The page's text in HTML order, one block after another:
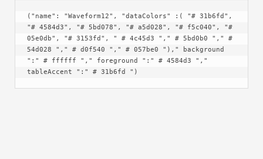
("name": "Waveform12", "dataColors" :( "# 31b6fd",
"# 4584d3", "# 5bd078", "# a5d028", "# f5c040", "#
05e0db", "# 3153fd", " # 4c45d3 "," # 5bd0b0 "," #
54d028 "," # d0f540 "," # 057be0 ")," background
":" # ffffff "," foreground ":" # 4584d3 ","
tableAccent ":" # 31b6fd ")